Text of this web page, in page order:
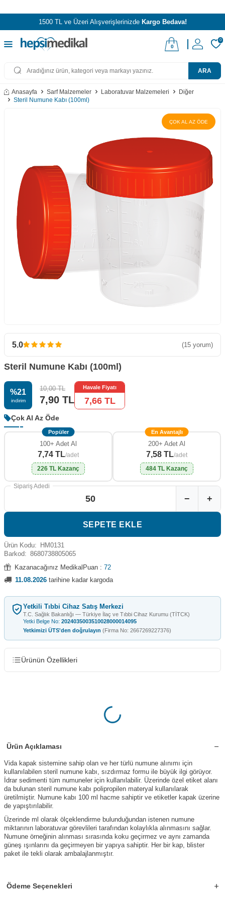
1500 TL ve Üzeri Alışverişlerinizde Kargo Bedava!
ARA
0
0
Anasayfa Sarf Malzemeler Laboratuvar Malzemeleri
Diğer
Steril Numune Kabı (100ml)
ÇOK AL AZ ÖDE
5.0 (15 yorum)
Steril Numune Kabı (100ml)
%21
i̇ndirim
10,00TL
7,90 TL
Havale Fiyatı
7,66TL
Çok Al Az Öde
Popüler
100+ Adet Al
7,74 TL/adet
226 TL Kazanç
En Avantajlı
200+ Adet Al
7,58 TL/adet
484 TL Kazanç
Sipariş Adedi
− +
SEPETE EKLE
Ürün Kodu:
HM0131
Barkod: 8680738805065
Kazanacağınız MedikalPuan : 72
11.08.2026 tarihine kadar kargoda
Yetkili Tıbbi Cihaz Satış Merkezi
T.C. Sağlık Bakanlığı — Türkiye İlaç ve Tıbbi Cihaz Kurumu (TİTCK)
Yetki Belge No: 2024035003510028000014095
Yetkimizi ÜTS'den doğrulayın (Firma No: 2667269227376)
Ürünün Özellikleri
Ürün Açıklaması
Vida kapak sistemine sahip olan ve her türlü numune alınımı için
kullanılabilen steril numune kabı, sızdırmaz formu ile büyük ilgi görüyor.
İdrar sedimenti tüm numuneler için kullanılabilir. Üzerinde özel etiket alanı
da bulunan steril numune kabı polipropilen materyal kullanılarak
üretilmiştir. Numune kabı 100 ml hacme sahiptir ve etiketler kapak üzerine
de yapıştırılabilir.
Üzerinde ml olarak ölçeklendirme bulunduğundan istenen numune
miktarının laboratuvar görevlileri tarafından kolaylıkla alınmasını sağlar.
Numune örneğinin alınması sırasında koku geçirmez ve aynı zamanda
güneş ışınlarını da geçirmeyen bir yapıya sahiptir. Her bir kap, blister
paket ile tekli olarak ambalajlanmıştır.
Ödeme Seçenekleri